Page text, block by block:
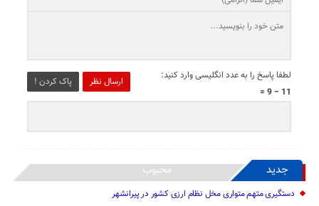
ارسال نظر پاک کردن !
لطفا پاسخ را به عدد انگلیسی وارد کنید:
11 − 9 =
جدید محبوب
دستگیری متهم متواری مخل نظام ارزی کشور در پیرانشهر